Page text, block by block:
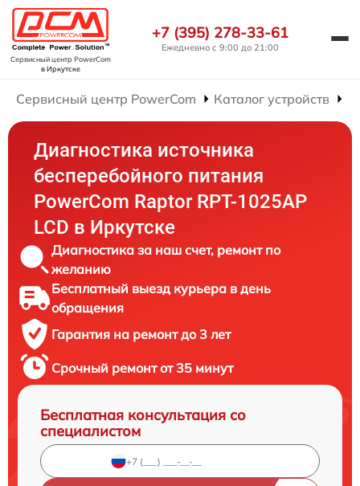
Сервисный центр PowerCom
в Иркутске
+7 (395) 278-33-61
Ежедневно с 9:00 до 21:00
Сервисный центр PowerCom Каталог устройств
Диагностика источника
бесперебойного питания
PowerCom Raptor RPT-1025AP
LCD в Иркутске
Диагностика за наш счет, ремонт по
желанию
Бесплатный выезд курьера в день
обращения
Гарантия на ремонт до 3 лет
Срочный ремонт от 35 минут
Бесплатная консультация со
специалистом